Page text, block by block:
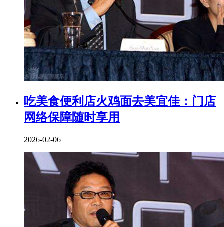
吃美食便利店火鸡面去美宜佳：门店
网络保障随时享用
2026-02-06